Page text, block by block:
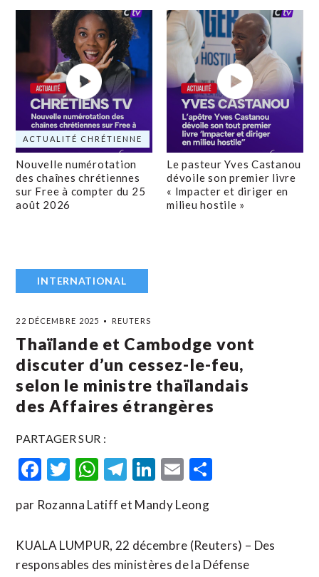
ACTUALITÉ CHRÉTIENNE
Nouvelle numérotation
des chaînes chrétiennes
sur Free à compter du 25
août 2026
Le pasteur Yves Castanou
dévoile son premier livre
« Impacter et diriger en
milieu hostile »
INTERNATIONAL
22 DÉCEMBRE 2025 REUTERS
Thaïlande et Cambodge vont
discuter d’un cessez-le-feu,
selon le ministre thaïlandais
des Affaires étrangères
PARTAGER SUR :
Facebook
Twitter
WhatsApp
Telegram
LinkedIn
Email
par Rozanna Latiff et Mandy Leong
KUALA LUMPUR, 22 décembre (Reuters) – Des
responsables des ministères de la Défense